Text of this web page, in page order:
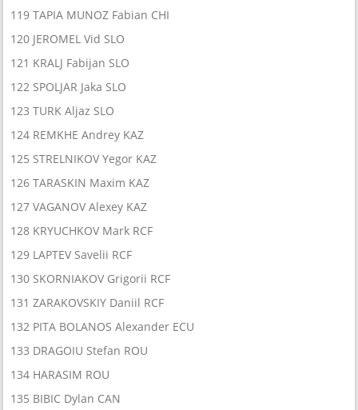
119 TAPIA MUNOZ Fabian CHI
120 JEROMEL Vid SLO
121 KRALJ Fabijan SLO
122 SPOLJAR Jaka SLO
123 TURK Aljaz SLO
124 REMKHE Andrey KAZ
125 STRELNIKOV Yegor KAZ
126 TARASKIN Maxim KAZ
127 VAGANOV Alexey KAZ
128 KRYUCHKOV Mark RCF
129 LAPTEV Savelii RCF
130 SKORNIAKOV Grigorii RCF
131 ZARAKOVSKIY Daniil RCF
132 PITA BOLANOS Alexander ECU
133 DRAGOIU Stefan ROU
134 HARASIM ROU
135 BIBIC Dylan CAN